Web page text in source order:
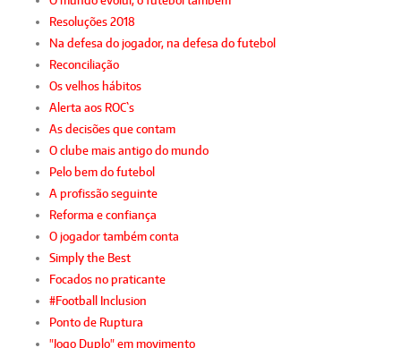
Resoluções 2018
Na defesa do jogador, na defesa do futebol
Reconciliação
Os velhos hábitos
Alerta aos ROC`s
As decisões que contam
O clube mais antigo do mundo
Pelo bem do futebol
A profissão seguinte
Reforma e confiança
O jogador também conta
Simply the Best
Focados no praticante
#Football Inclusion
Ponto de Ruptura
"Jogo Duplo" em movimento